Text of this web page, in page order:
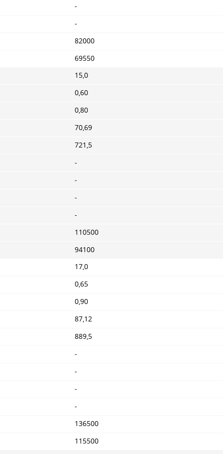
-
-
82000
69550
15,0
0,60
0,80
70,69
721,5
-
-
-
-
110500
94100
17,0
0,65
0,90
87,12
889,5
-
-
-
-
136500
115500